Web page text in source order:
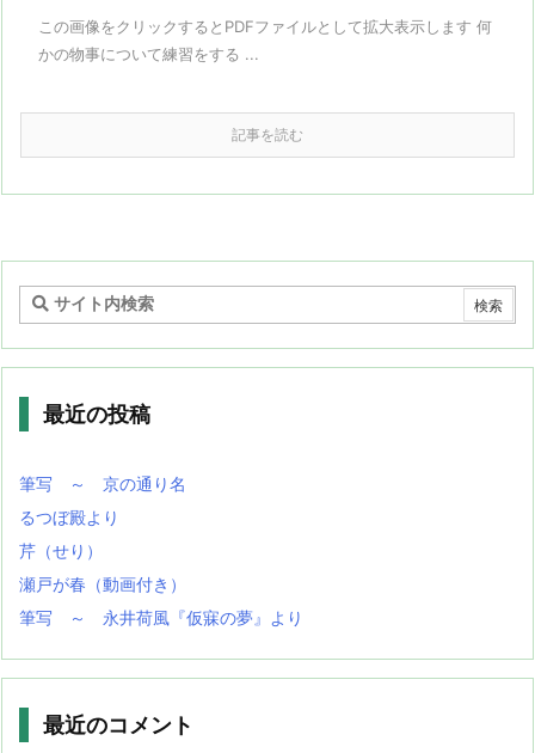
この画像をクリックするとPDFファイルとして拡大表示します 何
かの物事について練習をする ...
記事を読む
最近の投稿
筆写 ～ 京の通り名
るつぼ殿より
芹（せり）
瀬戸が春（動画付き）
筆写 ～ 永井荷風『仮寐の夢』より
最近のコメント